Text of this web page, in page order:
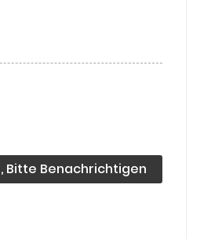
Bitte Benachrichtigen